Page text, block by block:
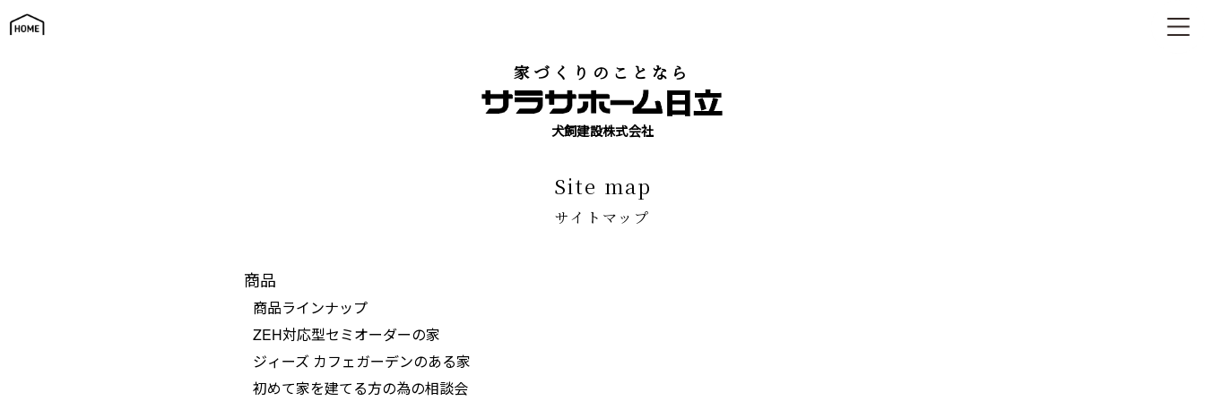
家づくりのことなら
犬飼建設株式会社
site map
サイトマップ
商品
商品ラインナップ
ZEH対応型セミオーダーの家
ジィーズ カフェガーデンのある家
初めて家を建てる方の為の相談会